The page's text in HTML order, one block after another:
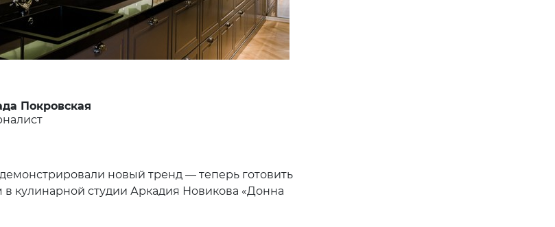
Покровская
новый тренд — теперь готовить
кулинарной студии Аркадия Новикова «Донна